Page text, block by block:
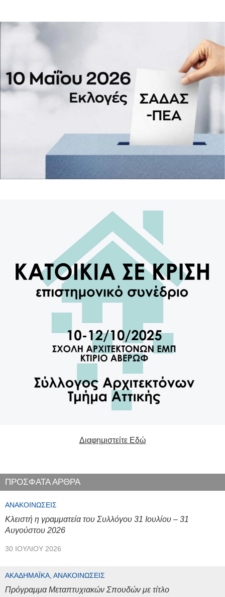
Διαφημιστείτε Εδώ
ΠΡΟΣΦΑΤΑ ΑΡΘΡΑ
ΑΝΑΚΟΙΝΏΣΕΙΣ
Κλειστή η γραμματεία του Συλλόγου 31 Ιουλίου – 31
Αυγούστου 2026
30 ΙΟΥΛΊΟΥ 2026
ΑΚΑΔΗΜΑΪΚΆ, ΑΝΑΚΟΙΝΏΣΕΙΣ
Πρόγραμμα Μεταπτυχιακών Σπουδών με τίτλο